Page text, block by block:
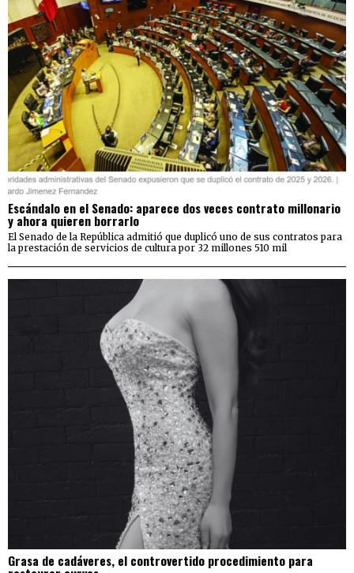
Escándalo en el Senado: aparece dos veces contrato millonario
y ahora quieren borrarlo
El Senado de la República admitió que duplicó uno de sus contratos para
la prestación de servicios de cultura por 32 millones 510 mil
Grasa de cadáveres, el controvertido procedimiento para